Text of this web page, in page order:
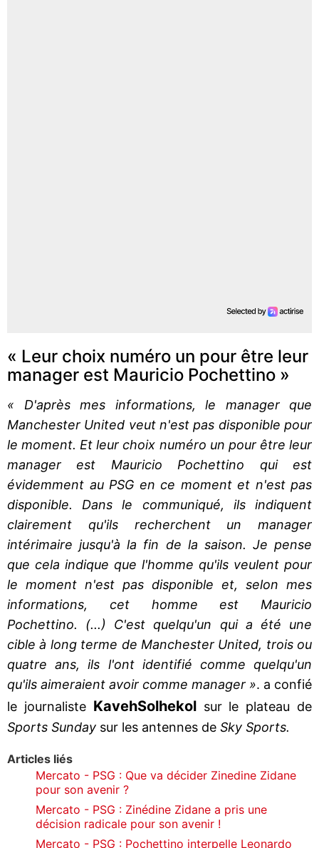
« Leur choix numéro un pour être leur
manager est Mauricio Pochettino »
« D'après mes informations, le manager que
Manchester United veut n'est pas disponible pour
le moment. Et leur choix numéro un pour être leur
manager est Mauricio Pochettino qui est
évidemment au PSG en ce moment et n'est pas
disponible. Dans le communiqué, ils indiquent
clairement qu'ils recherchent un manager
intérimaire jusqu'à la fin de la saison. Je pense
que cela indique que l'homme qu'ils veulent pour
le moment n'est pas disponible et, selon mes
informations, cet homme est Mauricio
Pochettino. (...) C'est quelqu'un qui a été une
cible à long terme de Manchester United, trois ou
quatre ans, ils l'ont identifié comme quelqu'un
qu'ils aimeraient avoir comme manager ». a confié
le journaliste KavehSolhekolsur le plateau de
Sports Sunday sur les antennes de Sky Sports.
Articles liés
Mercato - PSG : Que va décider Zinedine Zidane
pour son avenir ?
Mercato - PSG : Zinédine Zidane a pris une
décision radicale pour son avenir !
Mercato - PSG : Pochettino interpelle Leonardo